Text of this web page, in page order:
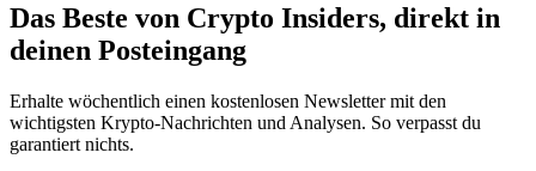
Das Beste von Crypto Insiders, direkt in
deinen Posteingang
Erhalte wöchentlich einen kostenlosen Newsletter mit den
wichtigsten Krypto-Nachrichten und Analysen. So verpasst du
garantiert nichts.